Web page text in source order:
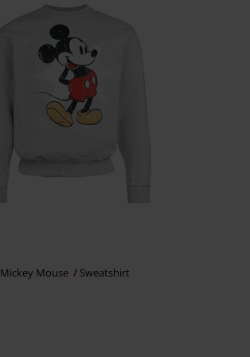
Mickey Mouse Sweatshirt